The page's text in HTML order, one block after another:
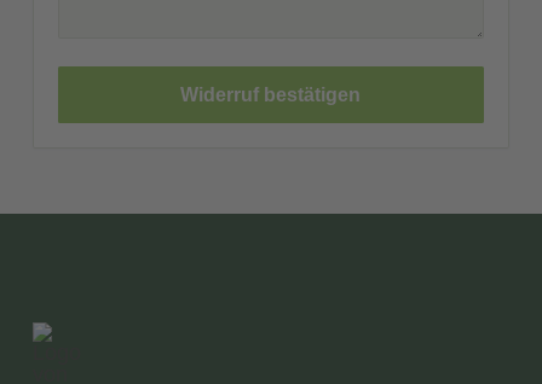
Widerruf bestätigen